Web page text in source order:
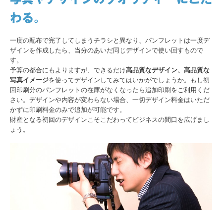
わる。
一度の配布で完了してしまうチラシと異なり、パンフレットは一度デ
ザインを作成したら、当分のあいだ同じデザインで使い回すもので
す。
予算の都合にもよりますが、できるだけ高品質なデザイン、高品質な
写真イメージを使ってデザインしてみてはいかがでしょうか。もし初
回印刷分のパンフレットの在庫がなくなったら追加印刷をご利用くだ
さい。デザインや内容が変わらない場合、一切デザイン料金はいただ
かずに印刷料金のみで追加が可能です。
財産となる初回のデザインこそこだわってビジネスの間口を広げまし
ょう。